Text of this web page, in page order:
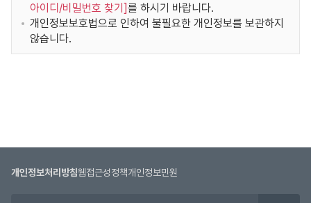
아이디/비밀번호 찾기 ]를 하시기 바랍니다.
개인정보보호법으로 인하여 불필요한 개인정보를 보관하지
않습니다.
개인정보처리방침웹접근성정책개인정보민원